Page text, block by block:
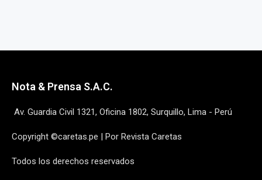
Nota & Prensa S.A.C.
Av. Guardia Civil 1321, Oficina 1802, Surquillo, Lima - Perú
Copyright ©caretas.pe | Por Revista Caretas
Todos los derechos reservados